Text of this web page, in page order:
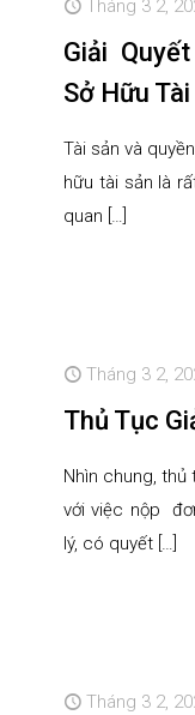
Tháng 3 2,
Giải
Sở Hữu Tài
Tài sản và
hữu tài sản là
quan […]
Tháng 3 2,
Thủ Tục
Nhìn chung,
với việc nộp
lý, có quyết […]
Tháng 3 2,